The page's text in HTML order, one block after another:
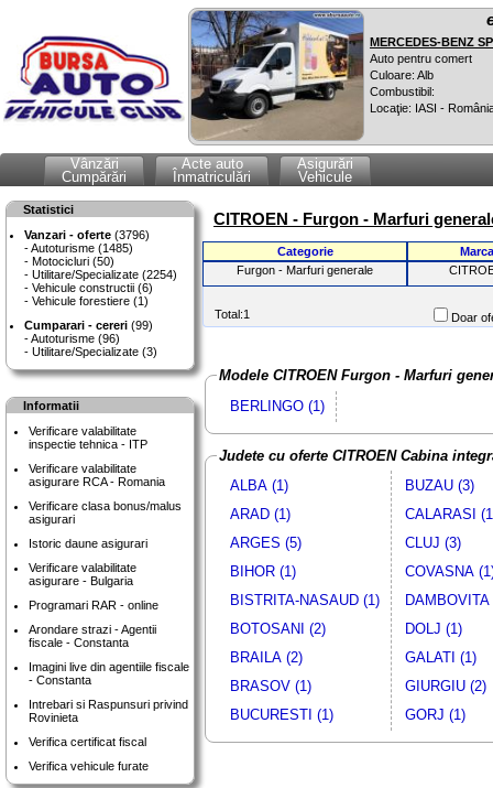
MERCEDES-BENZ
Auto pentru comert
Culoare: Alb
Combustibil:
Locaţie: IASI -
Vânzări
Cumpărări
Acte auto
Înmatriculări
Asigurări
Vehicule
Statistici
Vanzari - oferte (3796)
Autoturisme (1485)
Motocicluri (50)
Utilitare/Specializate (2254)
Vehicule constructii (6)
Vehicule forestiere (1)
Cumparari - cereri (99)
Autoturisme (96)
Utilitare/Specializate (3)
Informatii
Verificare valabilitate
inspectie tehnica - ITP
Verificare valabilitate
asigurare RCA - Romania
Verificare clasa bonus/malus
asigurari
Istoric daune asigurari
Verificare valabilitate
asigurare - Bulgaria
Programari RAR - online
Arondare strazi - Agentii
fiscale - Constanta
Imagini live din agentiile fiscale
- Constanta
Intrebari si Raspunsuri privind
Rovinieta
Verifica certificat fiscal
Verifica vehicule furate
CITROEN - Furgon - Marfuri
Categorie
Marca
Furgon - Marfuri generale
Total:1 Doar
Modele CITROEN Furgon - Marfuri
BERLINGO (1)
Judete cu oferte CITROEN Cabina
ALBA (1)
ARAD (1)
ARGES (5)
BIHOR (1)
BISTRITA-NASAUD (1)
BOTOSANI (2)
BRAILA (2)
BRASOV (1)
BUCURESTI (1)
BUZAU (3)
CALARASI
CLUJ (3)
COVASNA
DAMBOVITA
DOLJ (1)
GALATI (1)
GIURGIU (2)
GORJ (1)